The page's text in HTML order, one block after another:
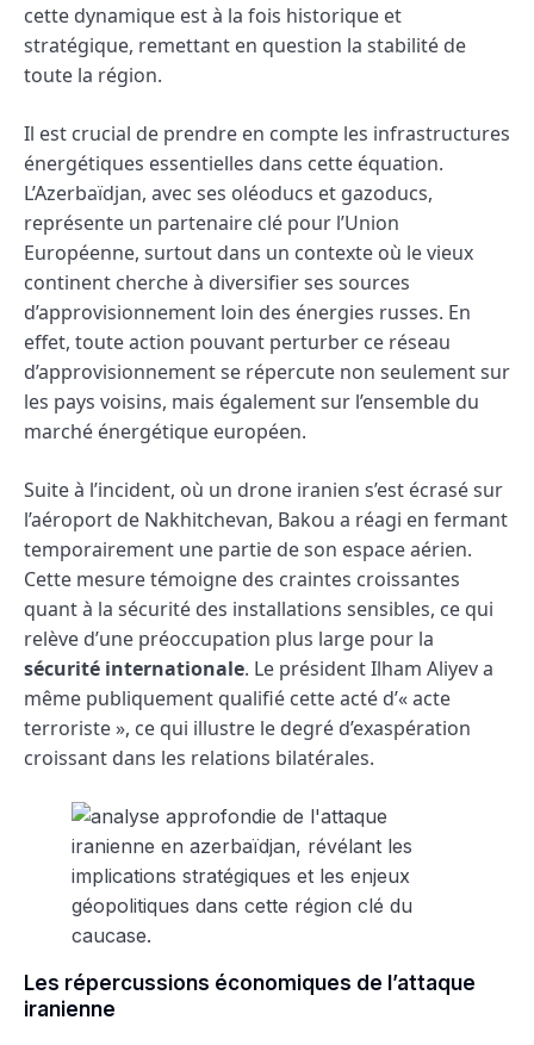
cette dynamique est à la fois historique et
stratégique, remettant en question la stabilité de
toute la région.
Il est crucial de prendre en compte les infrastructures
énergétiques essentielles dans cette équation.
L’Azerbaïdjan, avec ses oléoducs et gazoducs,
représente un partenaire clé pour l’Union
Européenne, surtout dans un contexte où le vieux
continent cherche à diversifier ses sources
d’approvisionnement loin des énergies russes. En
effet, toute action pouvant perturber ce réseau
d’approvisionnement se répercute non seulement sur
les pays voisins, mais également sur l’ensemble du
marché énergétique européen.
Suite à l’incident, où un drone iranien s’est écrasé sur
l’aéroport de Nakhitchevan, Bakou a réagi en fermant
temporairement une partie de son espace aérien.
Cette mesure témoigne des craintes croissantes
quant à la sécurité des installations sensibles, ce qui
relève d’une préoccupation plus large pour la
sécurité internationale. Le président Ilham Aliyev a
même publiquement qualifié cette acté d’« acte
terroriste », ce qui illustre le degré d’exaspération
croissant dans les relations bilatérales.
Les répercussions économiques de l’attaque
iranienne